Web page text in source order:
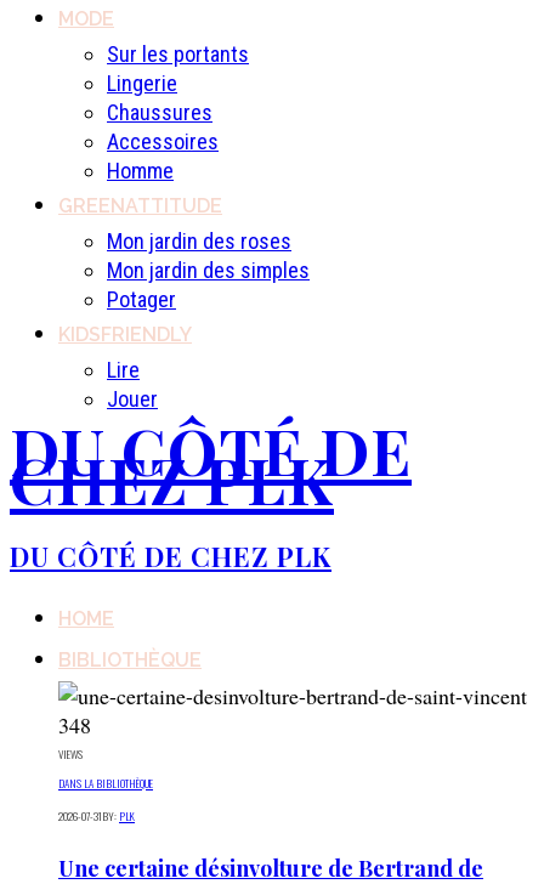
MODE
Sur les portants
Lingerie
Chaussures
Accessoires
Homme
GREENATTITUDE
Mon jardin des roses
Mon jardin des simples
Potager
KIDSFRIENDLY
Lire
Jouer
DU CÔTÉ DE
CHEZ PLK
DU CÔTÉ DE CHEZ PLK
HOME
BIBLIOTHÈQUE
348
VIEWS
DANS LA BIBLIOTHÈQUE
2026-07-31BY: PLK
Une certaine désinvolture de Bertrand de